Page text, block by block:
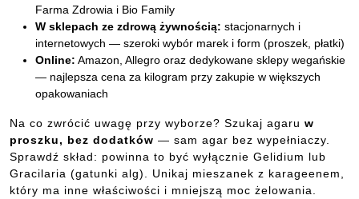
Farma Zdrowia i Bio Family
W sklepach ze zdrową żywnością: stacjonarnych i
internetowych — szeroki wybór marek i form (proszek, płatki)
Online: Amazon, Allegro oraz dedykowane sklepy wegańskie
— najlepsza cena za kilogram przy zakupie w większych
opakowaniach
Na co zwrócić uwagę przy wyborze? Szukaj agaru w
proszku, bez dodatków — sam agar bez wypełniaczy.
Sprawdź skład: powinna to być wyłącznie Gelidium lub
Gracilaria (gatunki alg). Unikaj mieszanek z karageenem,
który ma inne właściwości i mniejszą moc żelowania.